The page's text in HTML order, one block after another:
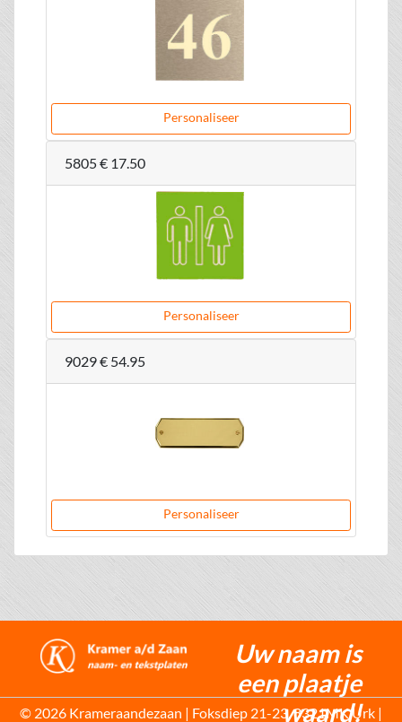
Personaliseer
5805€ 17.50
Personaliseer
9029€ 54.95
Personaliseer
Uw naam is
een plaatje
waard!
© 2026 Krameraandezaan | Foksdiep 21-23, 8321MK Urk |